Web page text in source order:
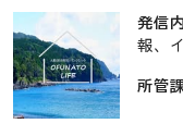
発信
報、
所管